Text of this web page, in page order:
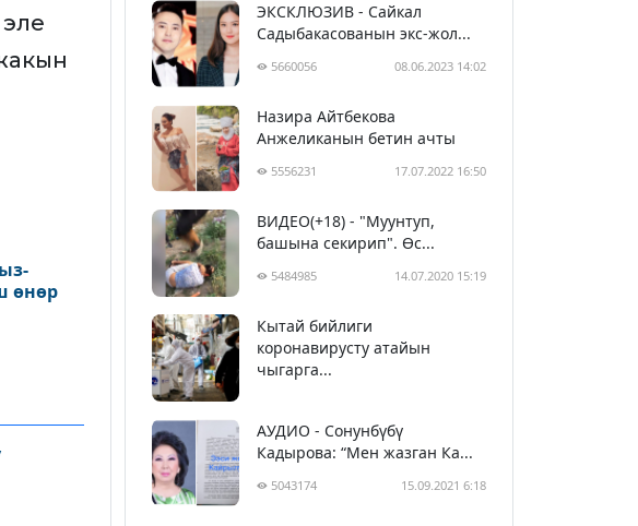
өнөр
ЭКСКЛЮЗИВ - Сайкал
Садыбакасованын экс-жол...
5660056 08.06.2023 14:02
Назира Айтбекова
Анжеликанын бетин ачты
5556231 17.07.2022 16:50
ВИДЕО(+18) - "Муунтуп,
башына секирип". Өс...
5484985 14.07.2020 15:19
Кытай бийлиги
коронавирусту атайын
чыгарга...
АУДИО - Сонунбүбү
Кадырова: “Мен жазган Ка...
5043174 15.09.2021 6:18